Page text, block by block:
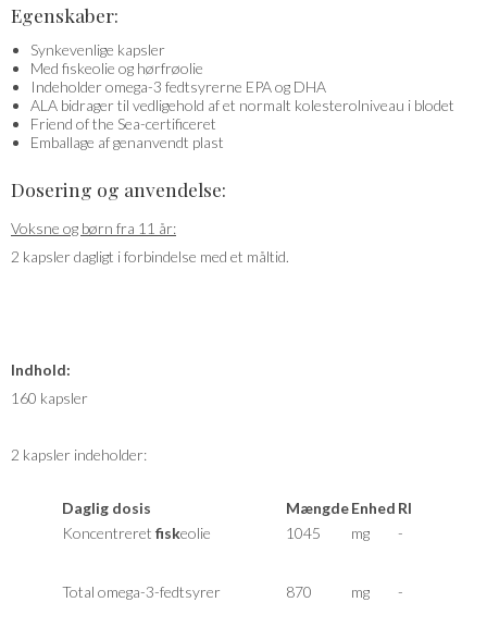
Egenskaber:
Synkevenlige kapsler
Med fiskeolie og hørfrøolie
Indeholder omega-3 fedtsyrerne EPA og DHA
ALA bidrager til vedligehold af et normalt kolesterolniveau i blodet
Friend of the Sea-certificeret
Emballage af genanvendt plast
Dosering og anvendelse:
Voksne og børn fra 11 år:
2 kapsler dagligt i forbindelse med et måltid.
Indhold:
160 kapsler
2 kapsler indeholder:
Daglig dosis Mængde Enhed RI
Koncentreret fiskeolie 1045 mg -
Total omega-3-fedtsyrer 870 mg -